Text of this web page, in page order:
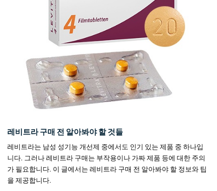
레비트라 구매 전 알아봐야 할 것들
레비트라는 남성 성기능 개선제 중에서도 인기 있는 제품 중 하나입
니다. 그러나 레비트라 구매는 부작용이나 가짜 제품 등에 대한 주의
가 필요합니다. 이 글에서는 레비트라 구매 전 알아봐야 할 정보와 팁
을 제공합니다.